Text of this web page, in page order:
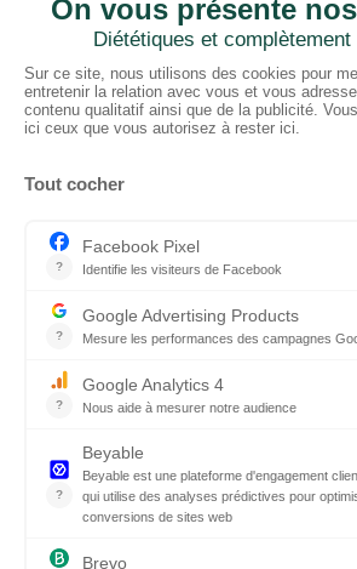
2 rue du Puits Dixme 604
94310 ORLY
01 41 73 12 40
Horaires :
Retrait Dépôt : 08h30-12h00; 13h30-17h30
PRODUITS
Tissus
Tissus scénique
Plafonds
Murs
ElKarton
Accessoires
AUTRES
Entrepôt Lyon
Réalisations
SUIVEZ-NOUS !
Linkedin
Instagram
Facebook